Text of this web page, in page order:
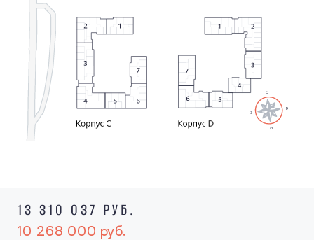
13 310 037 РУБ.
10 268 000 руб.